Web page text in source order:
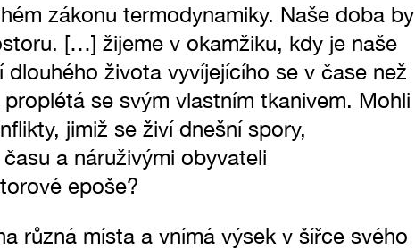
zákonu termodynamiky. Naše doba by
[…] žijeme v okamžiku, kdy je naše
života vyvíjejícího se v čase než
se svým vlastním tkanivem. Mohli
jimiž se živí dnešní spory,
a náruživými obyvateli
epoše?
různá místa a vnímá výsek v šířce svého